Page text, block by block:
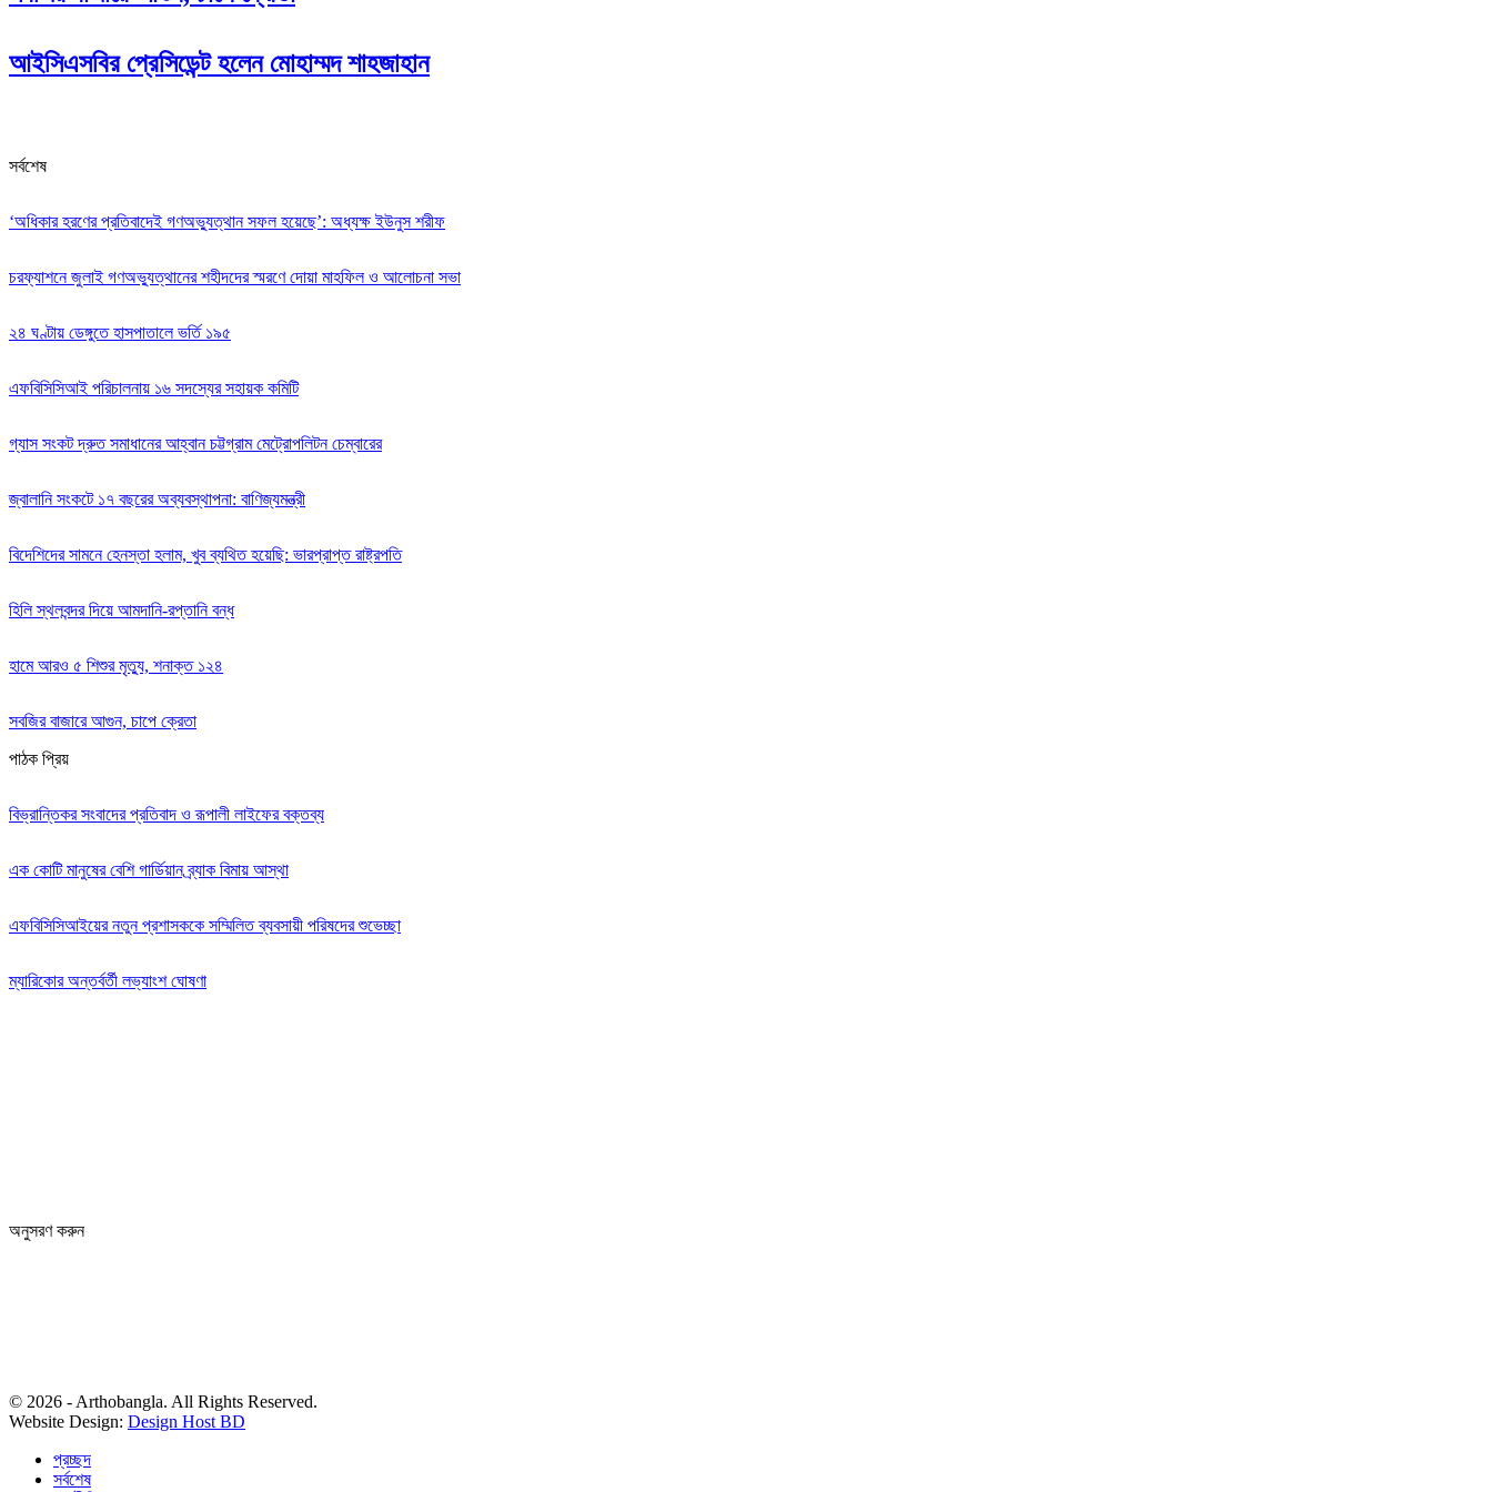
আইসিএসবির প্রেসিডেন্ট হলেন মোহাম্মদ শাহজাহান
সর্বশেষ
‘অধিকার হরণের প্রতিবাদেই গণঅভ্যুত্থান সফল হয়েছে’: অধ্যক্ষ ইউনুস শরীফ
চরফ্যাশনে জুলাই গণঅভ্যুত্থানের শহীদদের স্মরণে দোয়া মাহফিল ও আলোচনা সভা
২৪ ঘণ্টায় ডেঙ্গুতে হাসপাতালে ভর্তি ১৯৫
এফবিসিসিআই পরিচালনায় ১৬ সদস্যের সহায়ক কমিটি
গ্যাস সংকট দ্রুত সমাধানের আহ্বান চট্টগ্রাম মেট্রোপলিটন চেম্বারের
জ্বালানি সংকটে ১৭ বছরের অব্যবস্থাপনা: বাণিজ্যমন্ত্রী
বিদেশিদের সামনে হেনস্তা হলাম, খুব ব্যথিত হয়েছি: ভারপ্রাপ্ত রাষ্ট্রপতি
হিলি স্থলবন্দর দিয়ে আমদানি-রপ্তানি বন্ধ
হামে আরও ৫ শিশুর মৃত্যু, শনাক্ত ১২৪
সবজির বাজারে আগুন, চাপে ক্রেতা
পাঠক প্রিয়
বিভ্রান্তিকর সংবাদের প্রতিবাদ ও রূপালী লাইফের বক্তব্য
এক কোটি মানুষের বেশি গার্ডিয়ান ব্র্যাক বিমায় আস্থা
এফবিসিসিআইয়ের নতুন প্রশাসককে সম্মিলিত ব্যবসায়ী পরিষদের শুভেচ্ছা
ম্যারিকোর অন্তর্বর্তী লভ্যাংশ ঘোষণা
অনুসরণ করুন
© 2026 - Arthobangla. All Rights Reserved.
Website Design: Design Host BD
প্রচ্ছদ
সর্বশেষ